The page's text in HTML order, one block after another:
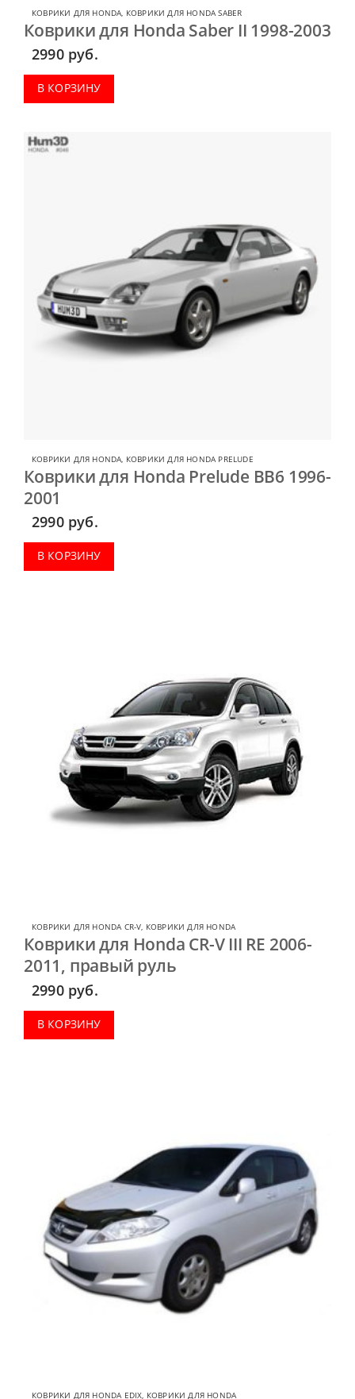
КОВРИКИ ДЛЯ HONDA, КОВРИКИ ДЛЯ HONDA SABER
Коврики для Honda Saber II 1998-2003
2990 руб.
В КОРЗИНУ
КОВРИКИ ДЛЯ HONDA, КОВРИКИ ДЛЯ HONDA PRELUDE
Коврики для Honda Prelude BB6 1996-
2001
2990 руб.
В КОРЗИНУ
КОВРИКИ ДЛЯ HONDA CR-V, КОВРИКИ ДЛЯ HONDA
Коврики для Honda CR-V III RE 2006-
2011, правый руль
2990 руб.
В КОРЗИНУ
КОВРИКИ ДЛЯ HONDA EDIX КОВРИКИ ДЛЯ HONDA